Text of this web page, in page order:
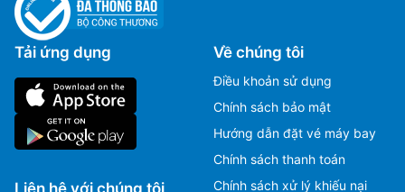
Tải ứng dụng Về chúng tôi
Điều khoản sử dụng
Chính sách bảo mật
Hướng dẫn đặt vé máy bay
Chính sách thanh toán
Chính sách xử lý khiếu nại